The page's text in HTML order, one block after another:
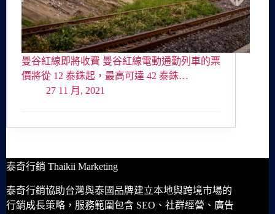
曼谷紅線即將收費 曼谷紅線電動通勤列車的票
價將從 12 泰銖起，最高可達 42 泰銖…
27 11 月, 2021
泰奇行銷 Thaikii Marketing
泰奇行銷協助台灣與泰國品牌建立本地與跨境市場的
行銷成長策略，服務範圍包含 SEO、社群經營、廣告